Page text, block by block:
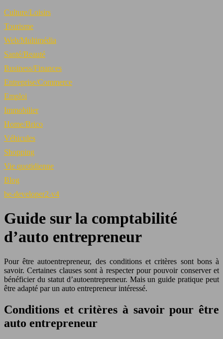
Culture/Loisirs
Tourisme
Web/Multimédia
Santé/Beauté
Business/Finances
Entreprise/Commerce
Emploi
Immobilier
Home/Brico
Véhicules
Shopping
Vie quotidienne
Blog
be-developer2-v4
Guide sur la comptabilité
d’auto entrepreneur
Pour être autoentrepreneur, des conditions et critères sont bons à
savoir. Certaines clauses sont à respecter pour pouvoir conserver et
bénéficier du statut d’autoentrepreneur. Mais un guide pratique peut
être adapté par un auto entrepreneur intéressé.
Conditions et critères à savoir pour être
auto entrepreneur